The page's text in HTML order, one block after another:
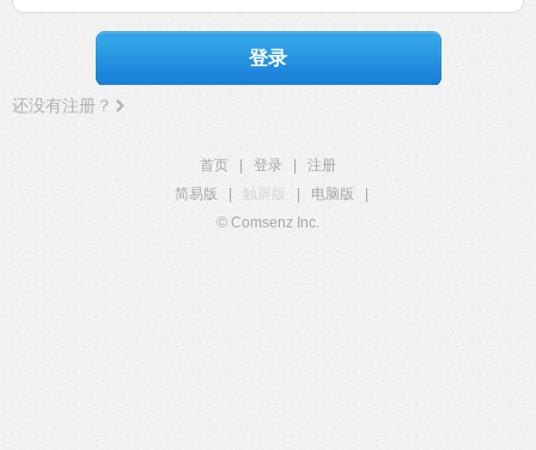
登录
还没有注册？
首页 登录
注册
简易版
触屏版 电脑版
© Comsenz Inc.